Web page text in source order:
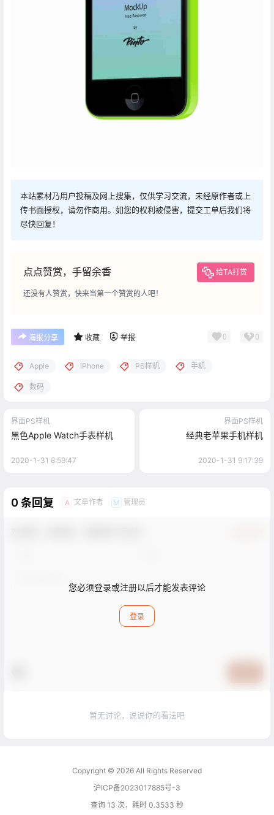
本站素材乃用户投稿及网上搜集，仅供学习交流，未经原作者或上
传书面授权，请勿作商用。如您的权利被侵害，提交工单后我们将
尽快回复！
点点赞赏，手留余香 给TA打赏
还没有人赞赏，快来当第一个赞赏的人吧！
海报分享 收藏 举报 0 0
Apple iPhone PS样机 手机
数码
界面PS样机
黑色Apple Watch手表样机
2020-1-31 8:59:47
界面PS样机
经典老苹果手机样机
2020-1-31 9:17:39
0 条回复 A 文章作者 M 管理员
您必须登录或注册以后才能发表评论
登录
暂无讨论，说说你的看法吧
Copyright © 2026 All Rights Reserved
沪ICP备2023017885号-3
查询 13 次，耗时 0.3533 秒